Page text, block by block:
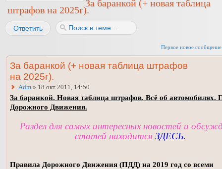
За баранкой (+ новая таблица
штрафов на 2025г).
Ответить
Первое новое сообщение
За баранкой (+ новая таблица штрафов
на 2025г).
Adm » 18 окт 2011, 14:50
За баранкой. Новая таблица штрафов. Всё об автомобилях.
Дорожного Движения.
Раздел для самых интересных новостей и
статей находится ЗДЕСЬ.
Правила Дорожного Движения (ПДД) на 2019 год со всеми